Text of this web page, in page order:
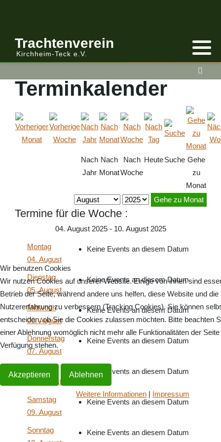
Trachtenverein
Kirchheim-Teck e.V.
Terminkalender
Nach
Jahr
Nach
Monat
Nach
Woche
HeuteSuche Gehe
zu
Monat
Gehe zu Monat
Termine für die Woche :
04. August 2025 - 10. August 2025
Montag
04. August
Keine Events an diesem Datum
Dienstag
05. August
Keine Events an diesem Datum
Mittwoch
06. August
Keine Events an diesem Datum
Donnerstag
07. August
Keine Events an diesem Datum
08. August
Keine Events an diesem Datum
Samstag
09. August
Keine Events an diesem Datum
Sonntag
Keine Events an diesem Datum
Wir benutzen Cookies
Wir nutzen Cookies auf unserer Website. Einige von ihnen sind
Betrieb der Seite, während andere uns helfen, diese Website und die
Nutzererfahrung zu verbessern (Tracking Cookies). Sie können
entscheiden, ob Sie die Cookies zulassen möchten. Bitte beachten
einer Ablehnung womöglich nicht mehr alle Funktionalitäten der
Verfügung stehen.
Akzeptieren Ablehnen
Weitere Informationen | Impressum